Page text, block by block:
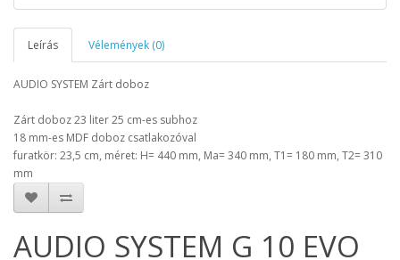
Leírás Vélemények (0)
AUDIO SYSTEM Zárt doboz
Zárt doboz 23 liter 25 cm-es subhoz
18 mm-es MDF doboz csatlakozóval
furatkör: 23,5 cm, méret: H= 440 mm, Ma= 340 mm, T1= 180 mm, T2= 310
mm
AUDIO SYSTEM G 10 EVO